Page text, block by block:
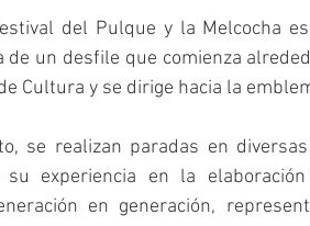
del Pulque y la Melcocha
un desfile que comienza
Cultura y se dirige hacia la
se realizan paradas en
su experiencia en la
en generación,